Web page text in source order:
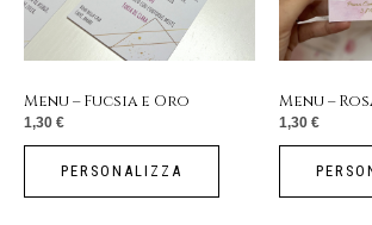
Menu – Fucsia e Oro
1,30 €
PERSONALIZZA
Menu –
1,30 €